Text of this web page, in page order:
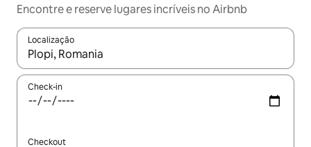
Encontre e reserve lugares incríveis no Airbnb
Localização
Quando os resultados estiverem disponíveis, explore-os
Check-in
Checkout